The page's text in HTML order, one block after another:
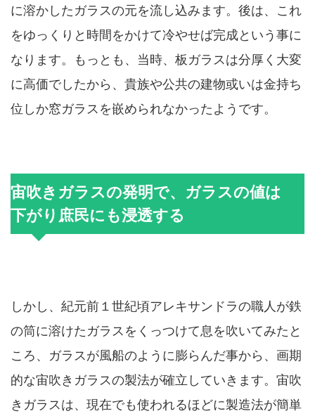
に溶かしたガラスの元を流し込みます。後は、これ
をゆっくりと時間をかけて冷やせば完成という事に
なります。もっとも、当時、板ガラスは分厚く大変
に高価でしたから、貴族や公共の建物或いは金持ち
位しか窓ガラスを嵌められなかったようです。
宙吹きガラスの発明で、ガラスの値は
下がり庶民にも浸透する
しかし、紀元前１世紀頃アレキサンドラの職人が鉄
の筒に溶けたガラスをくっつけて息を吹いてみたと
ころ、ガラスが風船のように膨らんだ事から、画期
的な宙吹きガラスの製法が確立していきます。宙吹
きガラスは、現在でも使われるほどに製造法が簡単